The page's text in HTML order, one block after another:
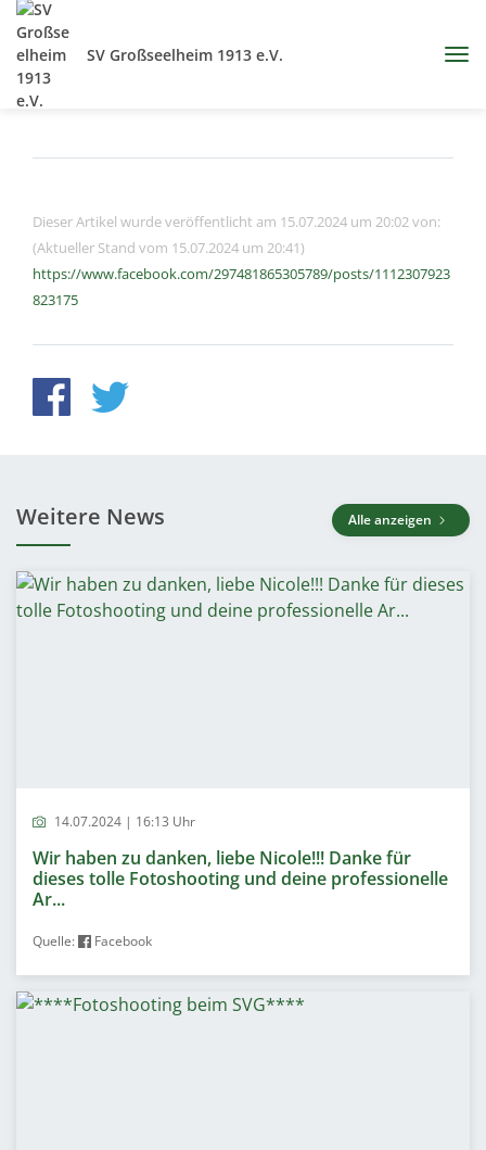
SV Großseelheim 1913 e.V.
Dieser Artikel wurde veröffentlicht am 15.07.2024 um 20:02 von:
(Aktueller Stand vom 15.07.2024 um 20:41)
https://www.facebook.com/297481865305789/posts/1112307923
823175
Weitere News Alle anzeigen
14.07.2024 | 16:13 Uhr
Wir haben zu danken, liebe Nicole!!! Danke für
dieses tolle Fotoshooting und deine professionelle
Ar...
Quelle: Facebook